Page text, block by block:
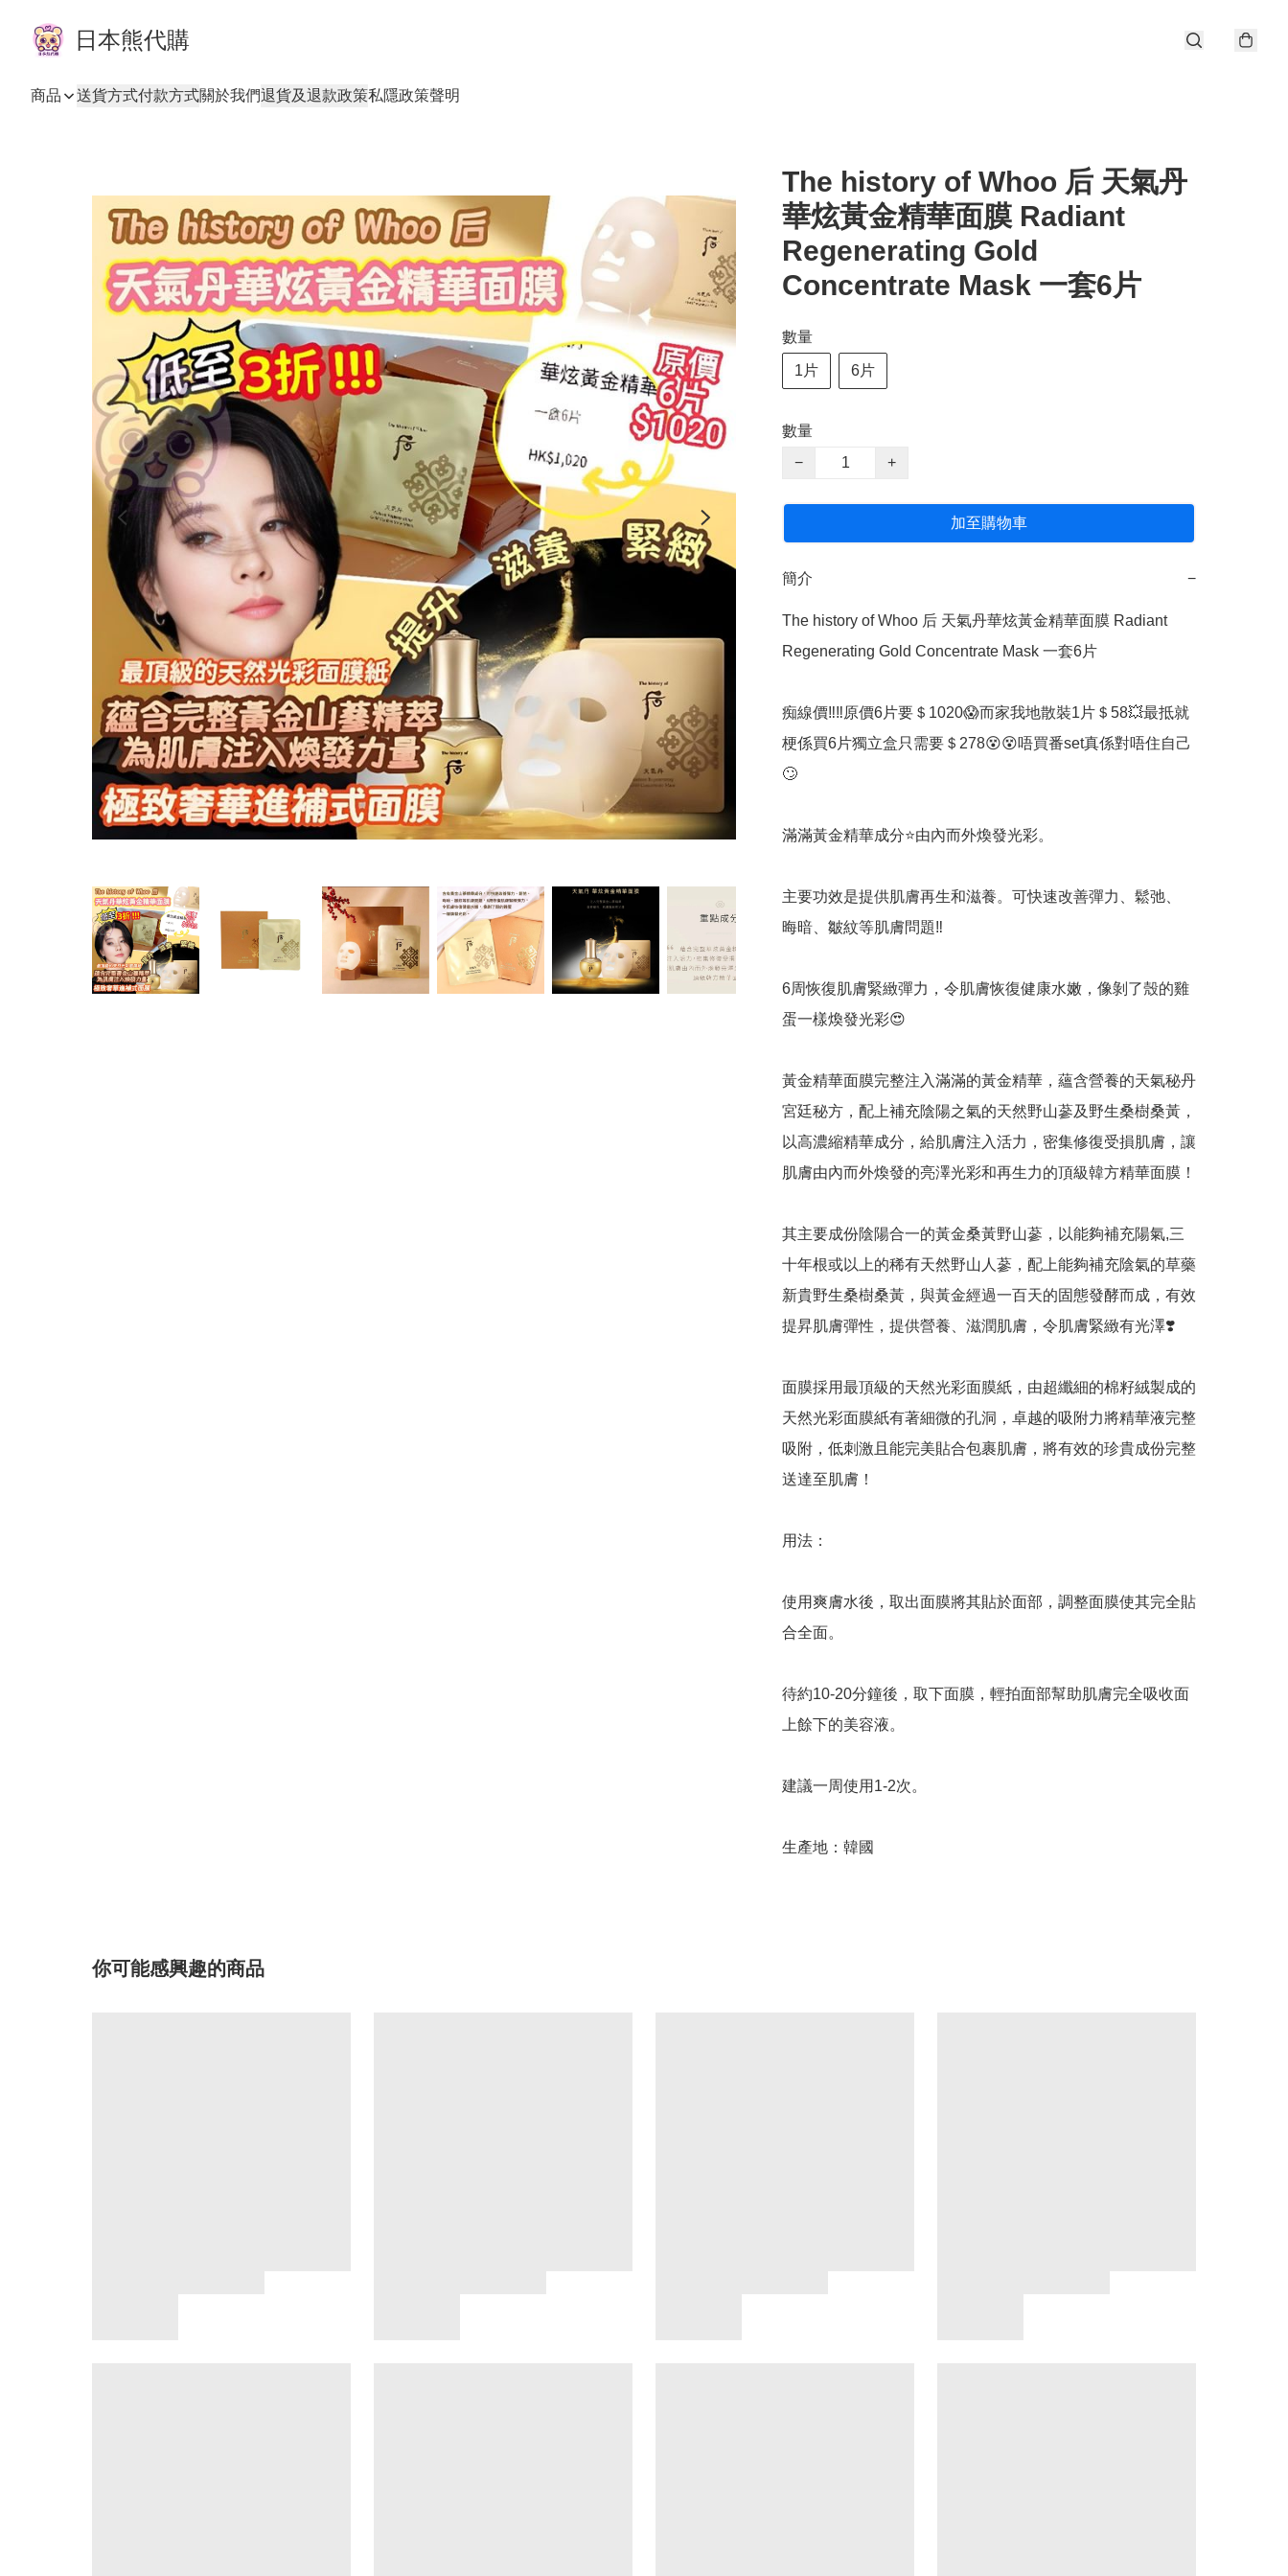
日本熊代購
商品 送貨方式付款方式關於我們退貨及退款政策私隱政策聲明
The history of Whoo 后 天氣丹
華炫黃金精華面膜 Radiant
Regenerating Gold
Concentrate Mask 一套6片
數量
1片 6片
數量
−
+
加至購物車
簡介 −
The history of Whoo 后 天氣丹華炫黃金精華面膜 Radiant
Regenerating Gold Concentrate Mask 一套6片
痴線價‼️‼️原價6片要＄1020😱而家我地散裝1片＄58💥最抵就
梗係買6片獨立盒只需要＄278😵😵唔買番set真係對唔住自己
🙄
滿滿黃金精華成分⭐由內而外煥發光彩。
主要功效是提供肌膚再生和滋養。可快速改善彈力、鬆弛、
晦暗、皺紋等肌膚問題‼️
6周恢復肌膚緊緻彈力，令肌膚恢復健康水嫩，像剝了殼的雞
蛋一樣煥發光彩😍
黃金精華面膜完整注入滿滿的黃金精華，蘊含營養的天氣秘丹
宮廷秘方，配上補充陰陽之氣的天然野山蔘及野生桑樹桑黃，
以高濃縮精華成分，給肌膚注入活力，密集修復受損肌膚，讓
肌膚由內而外煥發的亮澤光彩和再生力的頂級韓方精華面膜！
其主要成份陰陽合一的黃金桑黃野山蔘，以能夠補充陽氣,三
十年根或以上的稀有天然野山人蔘，配上能夠補充陰氣的草藥
新貴野生桑樹桑黃，與黃金經過一百天的固態發酵而成，有效
提昇肌膚彈性，提供營養、滋潤肌膚，令肌膚緊緻有光澤❣️
面膜採用最頂級的天然光彩面膜紙，由超纖細的棉籽絨製成的
天然光彩面膜紙有著細微的孔洞，卓越的吸附力將精華液完整
吸附，低刺激且能完美貼合包裹肌膚，將有效的珍貴成份完整
送達至肌膚！
用法：
使用爽膚水後，取出面膜將其貼於面部，調整面膜使其完全貼
合全面。
待約10-20分鐘後，取下面膜，輕拍面部幫助肌膚完全吸收面
上餘下的美容液。
建議一周使用1-2次。
生產地：韓國
你可能感興趣的商品